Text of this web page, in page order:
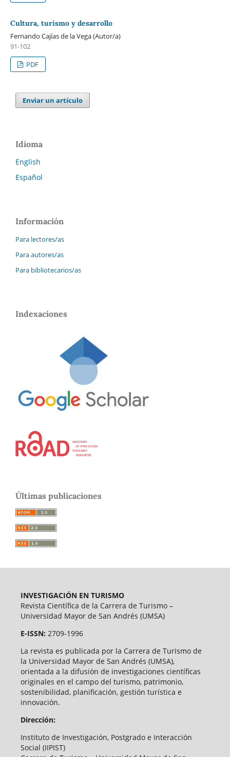
Cultura, turismo y desarrollo
Fernando Cajías de la Vega (Autor/a)
91-102
PDF
Enviar un artículo
Idioma
English
Español
Información
Para lectores/as
Para autores/as
Para bibliotecarios/as
Indexaciones
Últimas publicaciones
INVESTIGACIÓN EN TURISMO
Revista Científica de la Carrera de Turismo –
Universidad Mayor de San Andrés (UMSA)
E-ISSN: 2709-1996
La revista es publicada por la Carrera de Turismo de
la Universidad Mayor de San Andrés (UMSA),
orientada a la difusión de investigaciones científicas
originales en el campo del turismo, patrimonio,
sostenibilidad, planificación, gestión turística e
innovación.
Dirección:
Instituto de Investigación, Postgrado e Interacción
Social (IIPIST)